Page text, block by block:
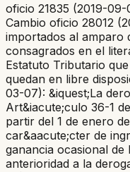
oficio 21835 (2019-
Cambio oficio 28012
importados al amparo
consagrados en el
Estatuto Tributario
quedan en libre
03-07): &iquest;La
Art&iacute;culo 36-1
partir del 1 de enero
car&aacute;cter de
ganancia ocasional de
anterioridad a la